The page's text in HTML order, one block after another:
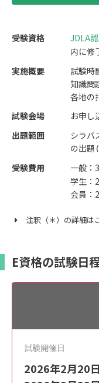
受験資格 JDLA
内に修
実施概要
試験時
知識問
各地の
試験会場
お申し
出題範囲
シラバ
の出題
受験費用 一般：
学生：
会員：
注釈（＊）の詳細は
E資格の試験日
試験開催日
2026年2月20